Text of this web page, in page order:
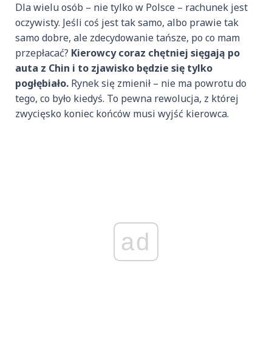
Dla wielu osób – nie tylko w Polsce – rachunek jest
oczywisty. Jeśli coś jest tak samo, albo prawie tak
samo dobre, ale zdecydowanie tańsze, po co mam
przepłacać? Kierowcy coraz chętniej sięgają po
auta z Chin i to zjawisko będzie się tylko
pogłębiało. Rynek się zmienił – nie ma powrotu do
tego, co było kiedyś. To pewna rewolucja, z której
zwycięsko koniec końców musi wyjść kierowca.
ad